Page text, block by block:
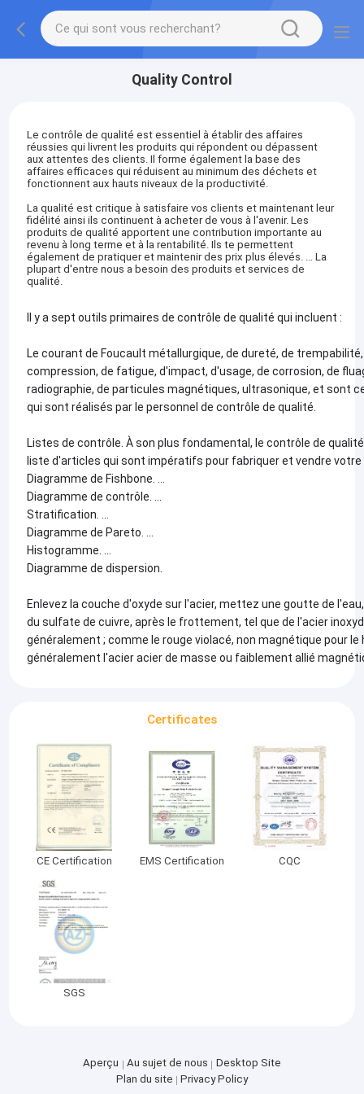
Quality Control
Le contrôle de qualité est essentiel à établir des affaires
réussies qui livrent les produits qui répondent ou dépassent
aux attentes des clients. Il forme également la base des
affaires efficaces qui réduisent au minimum des déchets et
fonctionnent aux hauts niveaux de la productivité.
La qualité est critique à satisfaire vos clients et maintenant leur
fidélité ainsi ils continuent à acheter de vous à l'avenir. Les
produits de qualité apportent une contribution importante au
revenu à long terme et à la rentabilité. Ils te permettent
également de pratiquer et maintenir des prix plus élevés. … La
plupart d'entre nous a besoin des produits et services de
qualité.
Il y a sept outils primaires de contrôle de qualité qui incluent :
Le courant de Foucault métallurgique, de dureté, de
compression, de fatigue, d'impact, d'usage, de corrosion, de
radiographie, de particules magnétiques, ultrasonique, et sont
qui sont réalisés par le personnel de contrôle de qualité.
Listes de contrôle. À son plus fondamental, le contrôle de
liste d'articles qui sont impératifs pour fabriquer et vendre votre
Diagramme de Fishbone. …
Diagramme de contrôle. …
Stratification. …
Diagramme de Pareto. …
Histogramme. …
Diagramme de dispersion.
Enlevez la couche d'oxyde sur l'acier, mettez une goutte de
du sulfate de cuivre, après le frottement, tel que de l'acier
généralement ; comme le rouge violacé, non magnétique pour
généralement l'acier acier de masse ou faiblement allié
Certificates
CE Certification EMS Certification CQC
SGS
Aperçu Au sujet de nous
Desktop Site
Plan du site
Privacy Policy